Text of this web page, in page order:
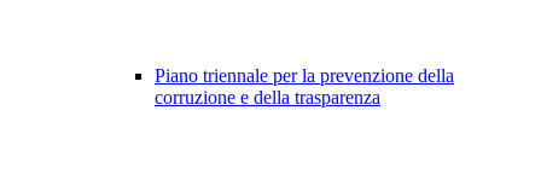
Piano triennale per la prevenzione della
corruzione e della trasparenza